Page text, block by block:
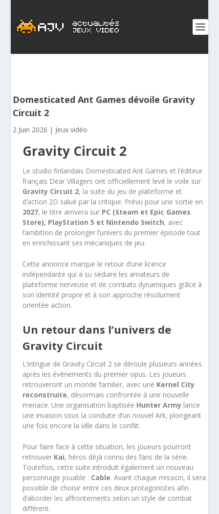
Domesticated Ant Games dévoile Gravity
Circuit 2
2 Juin 2026 | Jeux vidéo
Gravity Circuit 2
Le studio finlandais Domesticated Ant Games et l’éditeur
français Dear Villagers ont officiellement levé le voile sur
Gravity Circuit 2, la suite du jeu de plateforme et
d’action 2D salué par la critique. Prévu pour une sortie en
2027, le titre arrivera sur PC (Steam et Epic Games
Store), PlayStation 5 et Nintendo Switch, avec
l’ambition de prolonger l’univers du premier épisode tout
en enrichissant ses mécaniques de jeu.
Cette annonce marque le retour d’une licence
indépendante qui a su séduire les amateurs de
plateforme nerveuse et de combats dynamiques grâce à
son identité propre et à son approche résolument
orientée action.
Un retour dans l’univers de
Gravity Circuit
L’intrigue de Gravity Circuit 2 se déroule plusieurs années
après les événements du premier opus. Les joueurs
retrouveront un monde familier, avec une Kernel City
reconstruite, désormais confrontée à une nouvelle
menace. Une organisation baptisée Hunter Army lance
une invasion sous la conduite d’un nouvel Ark, plongeant
une fois encore la ville dans le conflit.
Pour faire face à cette situation, les joueurs pourront
retrouver Kai, héros déjà connu des fans de la série.
Toutefois, cette suite introduit également un nouveau
personnage jouable : Cable. Avant chaque mission, il sera
possible de choisir entre ces deux protagonistes afin
d’aborder les affrontements selon un style de combat
différent.